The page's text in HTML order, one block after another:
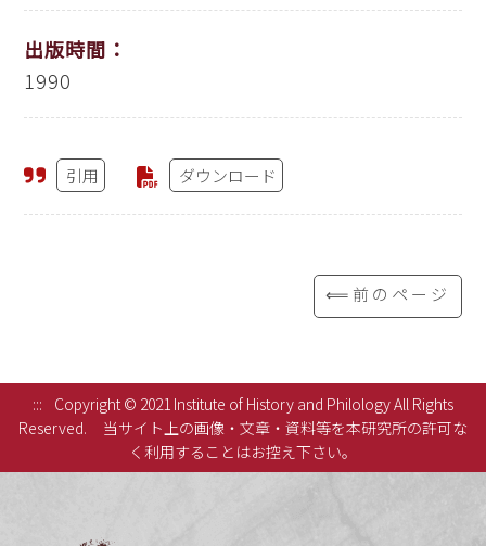
出版時間：
1990
引用 ダウンロード
⟸前のページ
:::
Copyright © 2021 Institute of History and Philology All Rights
Reserved.
当サイト上の画像・文章・資料等を本研究所の許可な
く利用することはお控え下さい。